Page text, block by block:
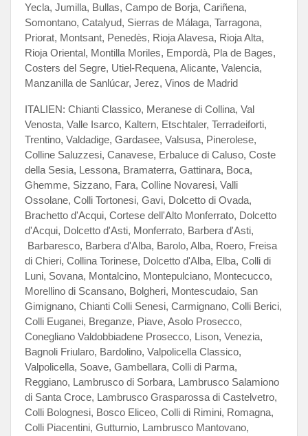
Yecla, Jumilla, Bullas, Campo de Borja, Cariñena,
Somontano, Catalyud, Sierras de Málaga, Tarragona,
Priorat, Montsant, Penedès, Rioja Alavesa, Rioja Alta,
Rioja Oriental, Montilla Moriles, Empordà, Pla de Bages,
Costers del Segre, Utiel-Requena, Alicante, Valencia,
Manzanilla de Sanlúcar, Jerez, Vinos de Madrid
ITALIEN: Chianti Classico, Meranese di Collina, Val
Venosta, Valle Isarco, Kaltern, Etschtaler, Terradeiforti,
Trentino, Valdadige, Gardasee, Valsusa, Pinerolese,
Colline Saluzzesi, Canavese, Erbaluce di Caluso, Coste
della Sesia, Lessona, Bramaterra, Gattinara, Boca,
Ghemme, Sizzano, Fara, Colline Novaresi, Valli
Ossolane, Colli Tortonesi, Gavi, Dolcetto di Ovada,
Brachetto d'Acqui, Cortese dell'Alto Monferrato, Dolcetto
d'Acqui, Dolcetto d'Asti, Monferrato, Barbera d'Asti,
Barbaresco, Barbera d'Alba, Barolo, Alba, Roero, Freisa
di Chieri, Collina Torinese, Dolcetto d'Alba, Elba, Colli di
Luni, Sovana, Montalcino, Montepulciano, Montecucco,
Morellino di Scansano, Bolgheri, Montescudaio, San
Gimignano, Chianti Colli Senesi, Carmignano, Colli Berici,
Colli Euganei, Breganze, Piave, Asolo Prosecco,
Conegliano Valdobbiadene Prosecco, Lison, Venezia,
Bagnoli Friularo, Bardolino, Valpolicella Classico,
Valpolicella, Soave, Gambellara, Colli di Parma,
Reggiano, Lambrusco di Sorbara, Lambrusco Salamiono
di Santa Croce, Lambrusco Grasparossa di Castelvetro,
Colli Bolognesi, Bosco Eliceo, Colli di Rimini, Romagna,
Colli Piacentini, Gutturnio, Lambrusco Mantovano,